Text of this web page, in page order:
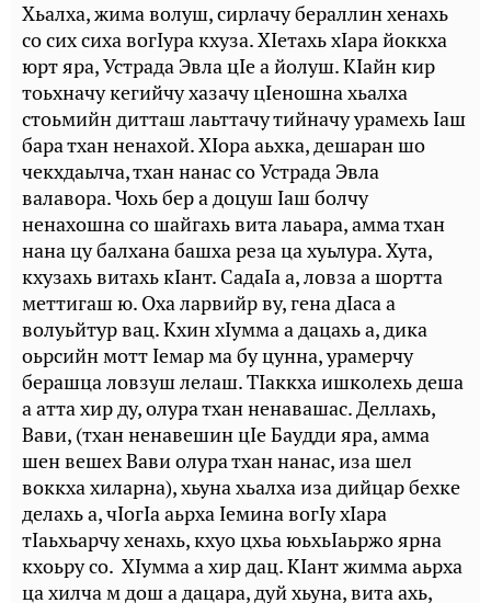
Хьалха, жима волуш, сирлачу бераллин хенахь
со сих сиха вогIура кхуза. ХIетахь хIара йоккха
юрт яра, Устрада Эвла цIе а йолуш. КIайн кир
тоьхначу кегийчу хазачу цIеношна хьалха
стоьмийн дитташ лаьттачу тийначу урамехь Iаш
бара тхан ненахой. ХIора аьхка, дешаран шо
чекхдаьлча, тхан нанас со Устрада Эвла
валавора. Чохь бер а доцуш Iаш болчу
ненахошна со шайгахь вита лаьара, амма тхан
нана цу балхана башха реза ца хуьлура. Хута,
кхузахь витахь кIант. СадаIа а, ловза а шортта
меттигаш ю. Оха ларвийр ву, гена дIаса а
волуьйтур вац. Кхин хIумма а дацахь а, дика
оьрсийн мотт Iемар ма бу цунна, урамерчу
берашца ловзуш лелаш. ТIаккха ишколехь деша
а атта хир ду, олура тхан ненавашас. Деллахь,
Вави, (тхан ненавешин цIе Баудди яра, амма
шен вешех Вави олура тхан нанас, иза шел
воккха хиларна), хьуна хьалха иза дийцар бехке
делахь а, чIогIа аьрха Iемина вогIу хIара
тIаьхьарчу хенахь, кхуо цхьа юьхьIаьржо ярна
кхоьру со. ХIумма а хир дац. КIант жимма аьрха
ца хилча м дош а дацара, дуй хьуна, вита ахь,